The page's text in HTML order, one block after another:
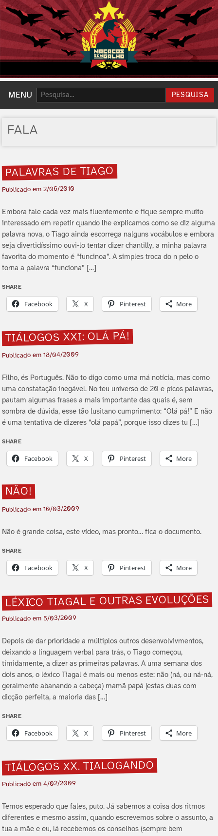
MENU Pesquisar: PESQUISA
FALA
PALAVRAS DE TIAGO
Publicado em2/06/2010
Embora fale cada vez mais fluentemente e fique sempre muito
interessado em repetir quando lhe explicamos como se diz alguma
palavra nova, o Tiago ainda escorrega nalguns vocábulos e embora
seja divertidí­ssimo ouvi-lo tentar dizer chantilly, a minha palavra
favorita do momento é “funcinoa”. A simples troca do n pelo o
torna a palavra “funciona” […]
SHARE
Facebook X Pinterest More
TIÁLOGOS XXI: OLÁ PÁ!
Publicado em18/04/2009
Filho, és Português. Não to digo como uma má notí­cia, mas como
uma constatação inegável. No teu universo de 20 e picos palavras,
pautam algumas frases a mais importante das quais é, sem
sombra de dúvida, esse tão lusitano cumprimento: “Olá pá!” E não
é uma tentativa de dizeres “olá papá”, porque isso dizes tu […]
SHARE
Facebook X Pinterest More
NÃO!
Publicado em10/03/2009
Não é grande coisa, este ví­deo, mas pronto… fica o documento.
SHARE
Facebook X Pinterest More
LÉXICO TIAGAL E OUTRAS EVOLUÇÕES
Publicado em 5/03/2009
Depois de dar prioridade a múltiplos outros desenvolvivmentos,
deixando a linguagem verbal para trás, o Tiago começou,
timidamente, a dizer as primeiras palavras. A uma semana dos
dois anos, o léxico Tiagal é mais ou menos este: não (ná, ou ná-ná,
geralmente abanando a cabeça) mamã papá (estas duas com
dicção perfeita, a maioria das […]
SHARE
Facebook X Pinterest More
TIÁLOGOS XX. TIALOGANDO
Publicado em4/02/2009
Temos esperado que fales, puto. Já sabemos a coisa dos ritmos
diferentes e mesmo assim, quando escrevemos sobre o assunto, a
tua a mãe e eu, lá recebemos os conselhos (sempre bem